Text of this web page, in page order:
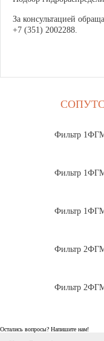
За консультацией
+7 (351) 2002288.
Фильтр
Фильтр
Фильтр
Фильтр
Фильтр
Остались вопросы? Напишите нам!